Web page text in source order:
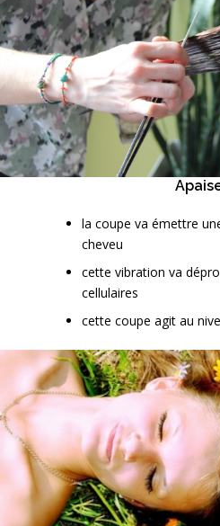
la coupe va émettre
cheveu
cette vibration va
cellulaires
cette coupe agit au